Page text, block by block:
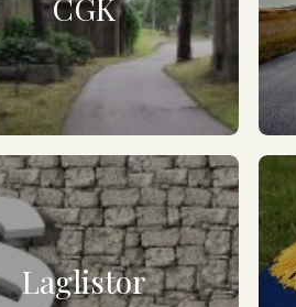
CGK
Laglistor